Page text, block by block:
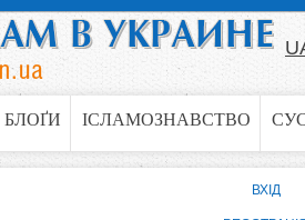
to navigation
БЛОҐИ ІСЛАМОЗНАВСТВО
ВХІД